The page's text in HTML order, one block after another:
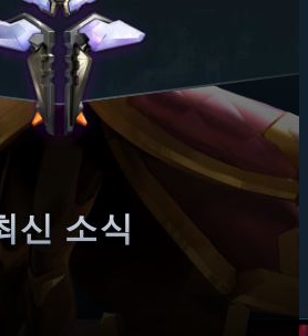
신 소식